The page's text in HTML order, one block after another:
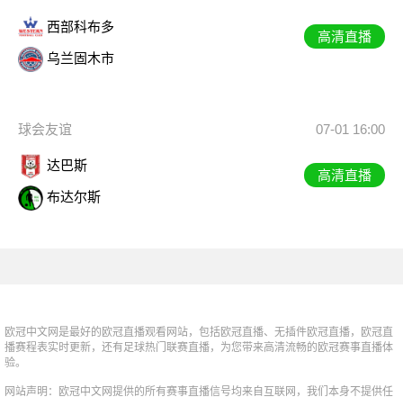
西部科布多
乌兰固木市
高清直播
球会友谊 07-01 16:00
达巴斯
布达尔斯
高清直播
欧冠中文网是最好的欧冠直播观看网站，包括欧冠直播、无插件欧冠直播，欧冠直
播赛程表实时更新，还有足球热门联赛直播，为您带来高清流畅的欧冠赛事直播体
验。
网站声明：欧冠中文网提供的所有赛事直播信号均来自互联网，我们本身不提供任